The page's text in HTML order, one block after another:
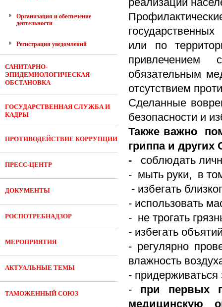
Организация и обеспечение
деятельности
Регистрация уведомлений
САНИТАРНО-
ЭПИДЕМИОЛОГИЧЕСКАЯ
ОБСТАНОВКА
ГОСУДАРСТВЕННАЯ СЛУЖБА И
КАДРЫ
ПРОТИВОДЕЙСТВИЕ КОРРУПЦИИ
ПРЕСС-ЦЕНТР
ДОКУМЕНТЫ
РОСПОТРЕБНАДЗОР
МЕРОПРИЯТИЯ
АКТУАЛЬНЫЕ ТЕМЫ
ТАМОЖЕННЫЙ СОЮЗ
или по
привлечением
обязательным
отсутствием
Сделанные
безопасности и
Также важно
гриппа и
- соблюдать
- мыть руки, в
- избегать
- использовать
- не трогать
- избегать
- регулярно
влажность
- придерживаться
- при первых
медицинскую